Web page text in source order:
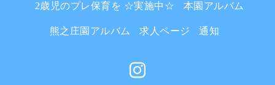
2歳児のプレ保育を ☆実施中☆ 本園アルバム
熊之庄園アルバム 求人ページ 通知